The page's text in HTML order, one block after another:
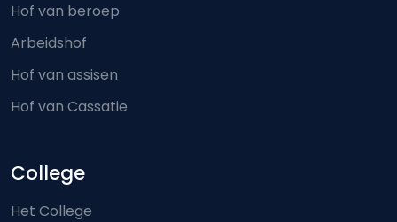
Hof van beroep
Arbeidshof
Hof van assisen
Hof van Cassatie
College
Het College